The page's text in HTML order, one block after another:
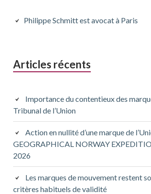
principale
Philippe Schmitt est avocat à Paris
Articles récents
Importance du contentieux des
Tribunal de l’Union
Action en nullité d’une marque de
GEOGRAPHICAL NORWAY
2026
Les marques de mouvement restent
critères habituels de validité